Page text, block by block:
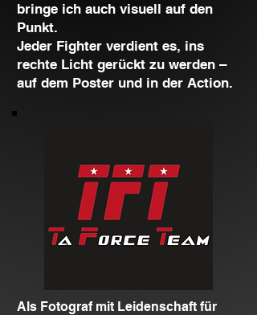
bringe ich auch visuell auf den
Punkt.
Jeder Fighter verdient es, ins
rechte Licht gerückt zu werden –
auf dem Poster und in der Action.
Als Fotograf mit Leidenschaft für